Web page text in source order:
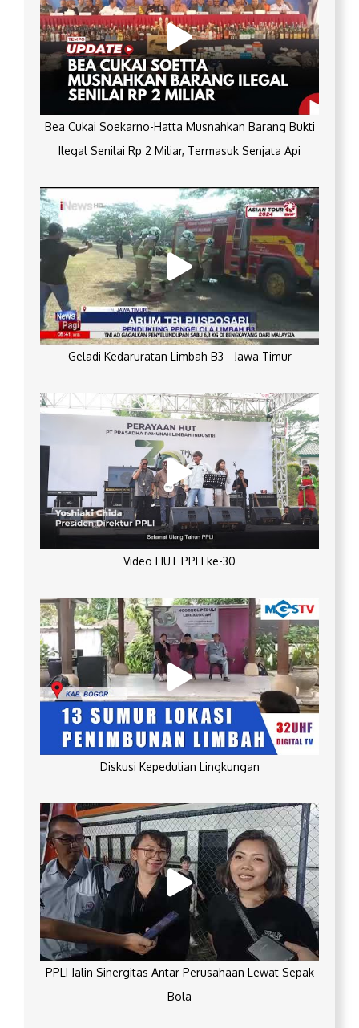
Bea Cukai Soekarno-Hatta Musnahkan Barang Bukti
Ilegal Senilai Rp 2 Miliar, Termasuk Senjata Api
Geladi Kedaruratan Limbah B3 - Jawa Timur
Video HUT PPLI ke-30
Diskusi Kepedulian Lingkungan
PPLI Jalin Sinergitas Antar Perusahaan Lewat Sepak
Bola